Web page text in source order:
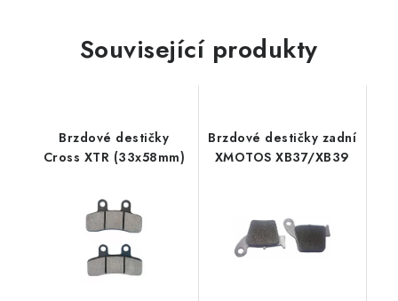
Související produkty
Brzdové destičky
Cross XTR (33x58mm)
Brzdové destičky zadní
XMOTOS XB37/XB39